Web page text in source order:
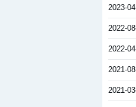
2023-
2022-
2022-
2021-
2021-